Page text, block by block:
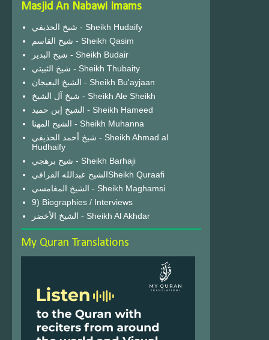
Masjid An Nabawi Imams
شيخ الحذيفي - Sheikh Hudaify
شيخ القاسم - Sheikh Qasim
شيخ البدير - Sheikh Budair
شيخ الثبيتي - Sheikh Thubaity
الشيخ البعيجان - Sheikh Bu'ayjaan
شيخ آل الشيخ - Sheikh Ale Sheikh
الشيخ إبن حميد - Sheikh Hameed
الشيخ المهنا - Sheikh Muhanna
شيخ أحمد الحذيفي - Sheikh Ahmad al
Hudhaify
شيخ برهجي - Sheikh Barhaji
الشيخ عبدالله القرافيSheikh Quraafi
الشيخ المغامسي - Sheikh Maghamsi
9) Biographies / Interviews
الشيخ الأخضر - Sheikh Al Akhdar
My Quran Translations